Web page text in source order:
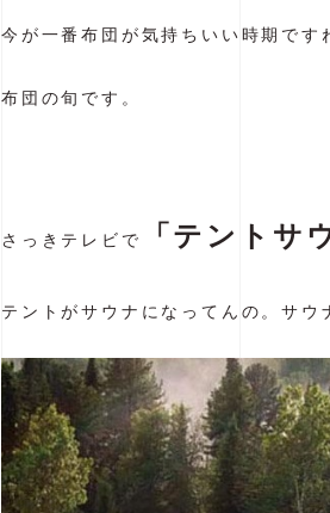
今が一番布団が気持ちいい時期です
布団の旬です。
さっきテレビで 「テントサ
テントがサウナになってんの。サ